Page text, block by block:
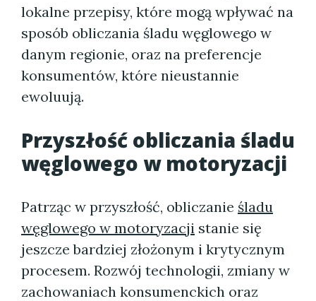
lokalne przepisy, które mogą wpływać na
sposób obliczania śladu węglowego w
danym regionie, oraz na preferencje
konsumentów, które nieustannie
ewoluują.
Przyszłość obliczania śladu
węglowego w motoryzacji
Patrząc w przyszłość, obliczanie śladu
węglowego w motoryzacji stanie się
jeszcze bardziej złożonym i krytycznym
procesem. Rozwój technologii, zmiany w
zachowaniach konsumenckich oraz